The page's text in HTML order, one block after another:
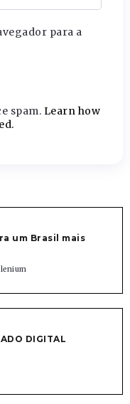
para a
spam. Learn how
um Brasil mais
DIGITAL